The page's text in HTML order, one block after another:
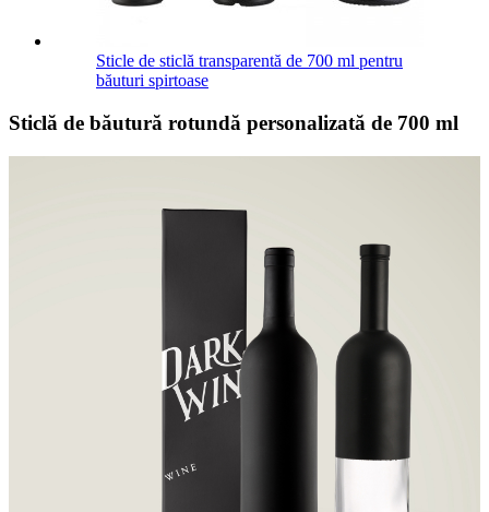
Sticle de sticlă transparentă de 700 ml pentru
băuturi spirtoase
Sticlă de băutură rotundă personalizată de 700 ml